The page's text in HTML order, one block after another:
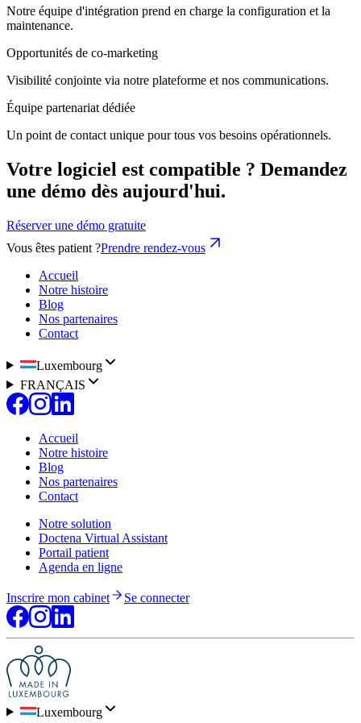
Notre équipe d'intégration prend en charge la configuration et la
maintenance.
Opportunités de co-marketing
Visibilité conjointe via notre plateforme et nos communications.
Équipe partenariat dédiée
Un point de contact unique pour tous vos besoins opérationnels.
Votre logiciel est compatible ? Demandez
une démo dès aujourd'hui.
Réserver une démo gratuite
Vous êtes patient ?Prendre rendez-vous
Accueil
Notre histoire
Blog
Nos partenaires
Contact
Luxembourg
FRANÇAIS
Accueil
Notre histoire
Blog
Nos partenaires
Contact
Notre solution
Doctena Virtual Assistant
Portail patient
Agenda en ligne
Inscrire mon cabinet Se connecter
Luxembourg